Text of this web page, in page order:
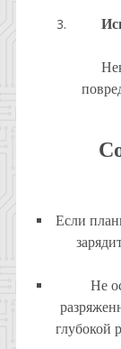
Если
Не
глубокой